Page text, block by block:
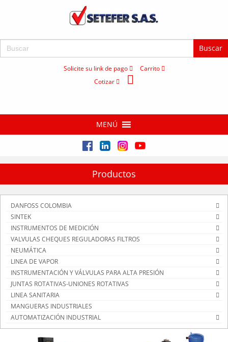
Buscar:
Solicite su link de pago
Carrito
Cotizar
MENÚ
Productos
DANFOSS COLOMBIA
SINTEK
INSTRUMENTOS DE MEDICIÓN
VALVULAS CHEQUES REGULADORAS FILTROS
NEUMÁTICA
LINEA DE VAPOR
INSTRUMENTACIÓN Y VÁLVULAS PARA ALTA PRESIÓN
JUNTAS ROTATIVAS-UNIONES ROTATIVAS
LINEA SANITARIA
MANGUERAS INDUSTRIALES
AUTOMATIZACIÓN INDUSTRIAL